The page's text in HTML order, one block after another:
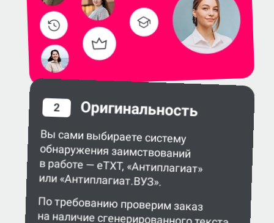
2 Оригинальность
Вы сами выбираете систему
обнаружения заимствований
в работе — eTXT, «Антиплагиат»
или «Антиплагиат.ВУЗ».
По требованию проверим заказ
на наличие сгенерированного текста